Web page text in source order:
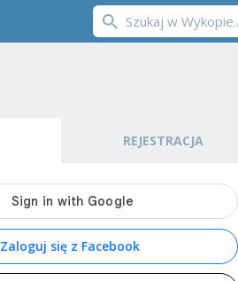
REJESTRACJA
Zaloguj się z Facebook